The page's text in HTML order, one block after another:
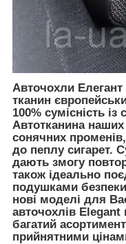
Авточохли Елегант
тканин
100% сумісність
Автотканина наших
сонячних
до пеплу сигарет.
дають змогу
також ідеально
подушками
нові моделі для
авточохлів Elegant
багатий
прийнятними